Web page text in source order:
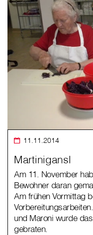
11.11.2014
Martinigansl
Am 11. November
Bewohner daran
Am frühen Vormittag
und Maroni wurde
gebraten.